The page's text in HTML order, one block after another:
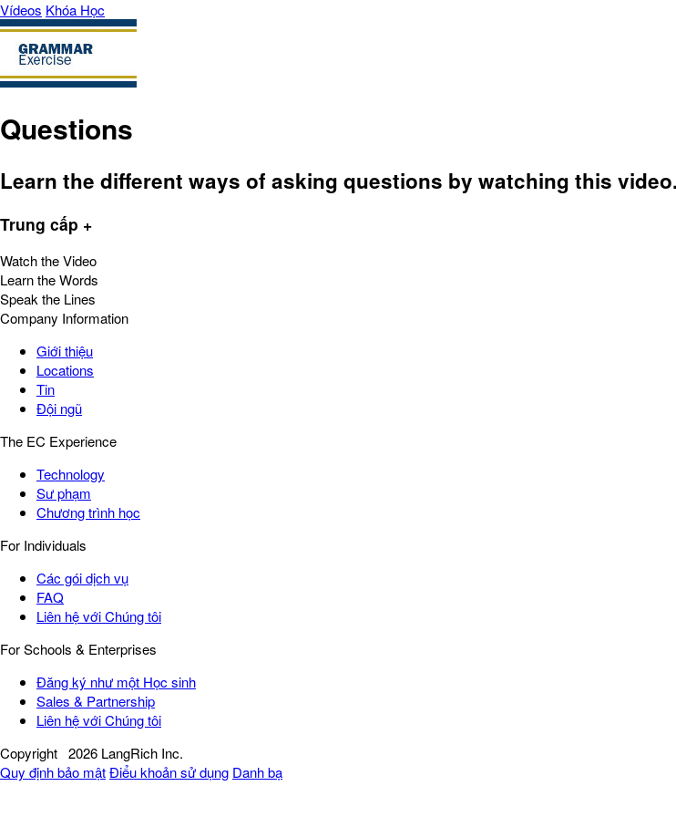
Vídeos Khóa Học
Questions
Learn the different ways of asking questions by watching this video.
Trung cấp +
Watch the Video
Learn the Words
Speak the Lines
Company Information
Giới thiệu
Locations
Tin
Đội ngũ
The EC Experience
Technology
Sư phạm
Chương trình học
For Individuals
Các gói dịch vụ
FAQ
Liên hệ với Chúng tôi
For Schools & Enterprises
Đăng ký như một Học sinh
Sales & Partnership
Liên hệ với Chúng tôi
Copyright 2026 LangRich Inc.
Quy định bảo mậtĐiểu khoản sử dụng Danh bạ